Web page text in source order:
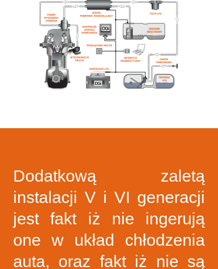
Dodatkową zaletą
instalacji V i VI generacji
jest fakt iż nie ingerują
one w układ chłodzenia
auta, oraz fakt iż nie są